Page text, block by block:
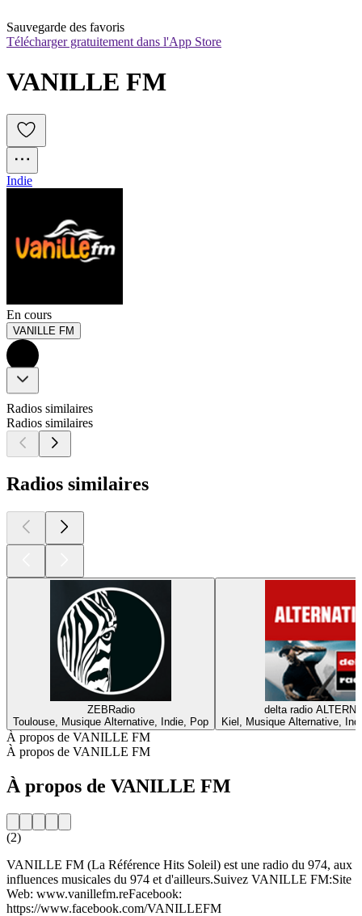
Sauvegarde des favoris
Télécharger gratuitement dans l'App Store
VANILLE FM
Indie
En cours
VANILLE FM
Radios similaires
Radios similaires
Radios similaires
ZEBRadio
Toulouse, Musique Alternative, Indie, Pop
delta radio
Kiel, Musique Alternative,
À propos de VANILLE FM
À propos de VANILLE FM
À propos de VANILLE FM
(2)
VANILLE FM (La Référence Hits Soleil) est une radio du 974, aux
influences musicales du 974 et d'ailleurs.Suivez VANILLE FM:Site
Web: www.vanillefm.reFacebook:
https://www.facebook.com/VANILLEFM